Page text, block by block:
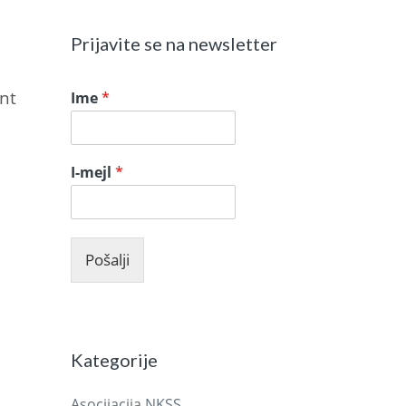
Prijavite se na newsletter
Ime*
I-mejl*
Pošalji
Kategorije